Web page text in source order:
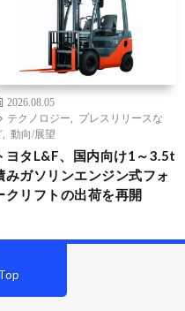
2026.08.05
テクノロジー
プレスリリースな
動向/展望
ヨタL&F、国内向け1～3.5t
みガソリンエンジン式フォ
クリフトの出荷を再開